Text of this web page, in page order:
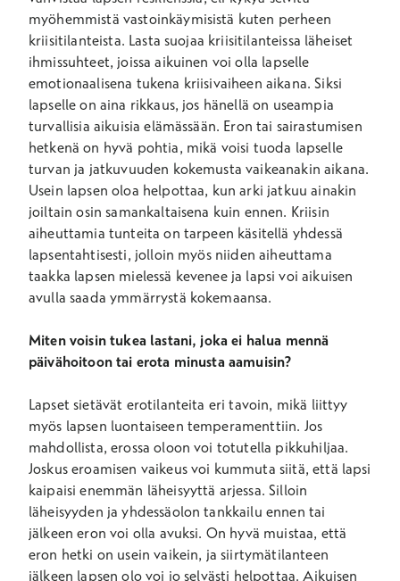
myöhemmistä vastoinkäymisistä kuten perheen
kriisitilanteista. Lasta suojaa kriisitilanteissa läheiset
ihmissuhteet, joissa aikuinen voi olla lapselle
emotionaalisena tukena kriisivaiheen aikana. Siksi
lapselle on aina rikkaus, jos hänellä on useampia
turvallisia aikuisia elämässään. Eron tai sairastumisen
hetkenä on hyvä pohtia, mikä voisi tuoda lapselle
turvan ja jatkuvuuden kokemusta vaikeanakin aikana.
Usein lapsen oloa helpottaa, kun arki jatkuu ainakin
joiltain osin samankaltaisena kuin ennen. Kriisin
aiheuttamia tunteita on tarpeen käsitellä yhdessä
lapsentahtisesti, jolloin myös niiden aiheuttama
taakka lapsen mielessä kevenee ja lapsi voi aikuisen
avulla saada ymmärrystä kokemaansa.
Miten voisin tukea lastani, joka ei halua mennä
päivähoitoon tai erota minusta aamuisin?
Lapset sietävät erotilanteita eri tavoin, mikä liittyy
myös lapsen luontaiseen temperamenttiin. Jos
mahdollista, erossa oloon voi totutella pikkuhiljaa.
Joskus eroamisen vaikeus voi kummuta siitä, että lapsi
kaipaisi enemmän läheisyyttä arjessa. Silloin
läheisyyden ja yhdessäolon tankkailu ennen tai
jälkeen eron voi olla avuksi. On hyvä muistaa, että
eron hetki on usein vaikein, ja siirtymätilanteen
jälkeen lapsen olo voi jo selvästi helpottaa. Aikuisen